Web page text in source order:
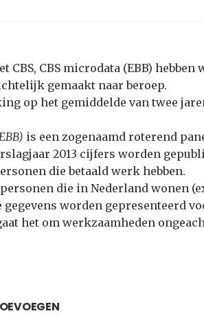
CBS, CBS microdata (EBB)
gemaakt naar beroep.
op het gemiddelde van twee
is een zogenaamd roterend
2013 cijfers worden
die betaald werk hebben.
die in Nederland wonen
worden gepresenteerd
het om werkzaamheden